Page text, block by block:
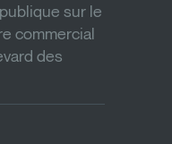
sur le
commercial
des